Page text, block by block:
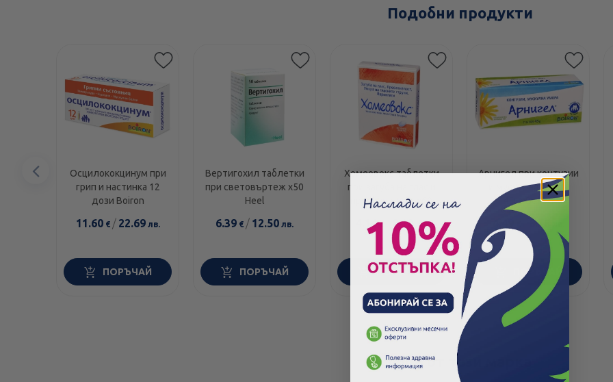
Подобни продукти
Осцилококцинум при
грип и настинка 12
дози Boiron
11.60€ / 22.69лв.
ПОРЪЧАЙ
Вертигохил таблетки
при световъртеж х50
Heel
6.39 € / 12.50 лв.
ПОРЪЧАЙ
Хомеовокс таблетки
при загуба на глас и
пресипналост х60
4.14€ 8.10лв.
ПОРЪЧАЙ
Арнигел при контузии
и мускулна умора
45гр Boiron
8.78
ПОРЪЧАЙ
Предишен
елемент
Още от тази марка